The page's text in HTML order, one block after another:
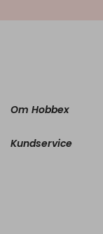
Om Hobbex
Kundservice